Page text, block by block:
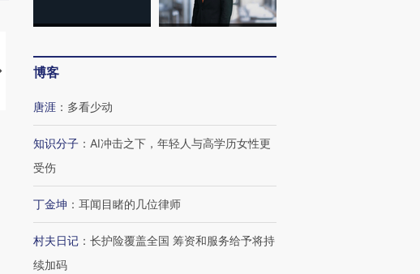
【推广】走进第四届链博
博客
唐涯 ： 多看少动
知识分子 ： AI冲击之下，年轻人与高学历女性更
受伤
丁金坤 ： 耳闻目睹的几位律师
村夫日记 ： 长护险覆盖全国 筹资和服务给予将持
续加码